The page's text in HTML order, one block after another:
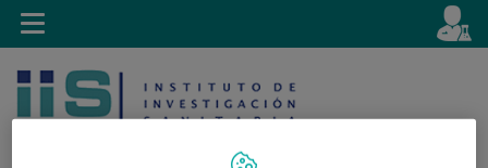
Saltar al contenido
activo
es
Toggle
navigation